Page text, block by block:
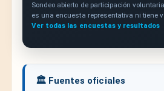
Sondeo abierto de participación
es una encuesta representativa ni tiene
Ver todas las encuestas y resultados
🏛️ Fuentes oficiales